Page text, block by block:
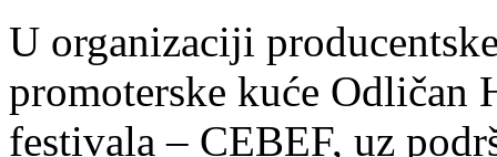
U organizaciji
promoterske kuće Odličan
festivala – CEBEF, uz